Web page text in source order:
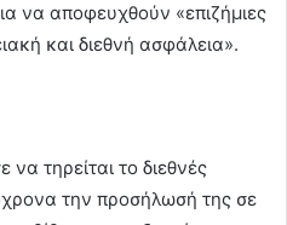
να αποφευχθούν «επιζήμιες
και διεθνή ασφάλεια».
τηρείται το διεθνές
την προσήλωσή της σε